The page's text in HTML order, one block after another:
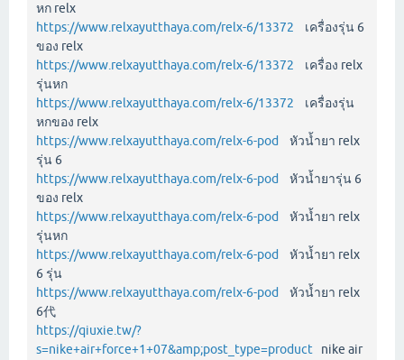
หก relx
https://www.relxayutthaya.com/relx-6/13372
เครื่องรุ่น 6
ของ relx
https://www.relxayutthaya.com/relx-6/13372
เครื่อง relx
รุ่นหก
https://www.relxayutthaya.com/relx-6/13372
เครื่องรุ่น
หกของ relx
https://www.relxayutthaya.com/relx-6-pod
หัวน้ำยา relx
รุ่น 6
https://www.relxayutthaya.com/relx-6-pod
หัวน้ำยารุ่น 6
ของ relx
https://www.relxayutthaya.com/relx-6-pod
หัวน้ำยา relx
รุ่นหก
https://www.relxayutthaya.com/relx-6-pod
หัวน้ำยา relx
6 รุ่น
https://www.relxayutthaya.com/relx-6-pod
หัวน้ำยา relx
6代
https://qiuxie.tw/?
s=nike+air+force+1+07&amp;post_type=product nike air